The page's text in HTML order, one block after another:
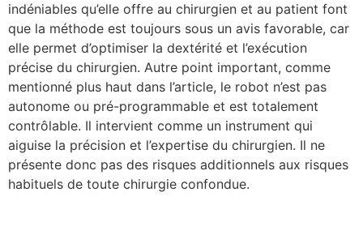
indéniables qu’elle offre au chirurgien et au patient font
que la méthode est toujours sous un avis favorable, car
elle permet d’optimiser la dextérité et l’exécution
précise du chirurgien. Autre point important, comme
mentionné plus haut dans l’article, le robot n’est pas
autonome ou pré-programmable et est totalement
contrôlable. Il intervient comme un instrument qui
aiguise la précision et l’expertise du chirurgien. Il ne
présente donc pas des risques additionnels aux risques
habituels de toute chirurgie confondue.